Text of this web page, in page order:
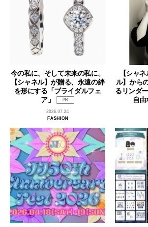
今の私に、そして未来の私に。
【シャネル】が贈る、永遠の絆
を形にする「ブライダルフェ
ア」
PR
2026.07.24
FASHION
【シャ
ル】から
るリンダ
自